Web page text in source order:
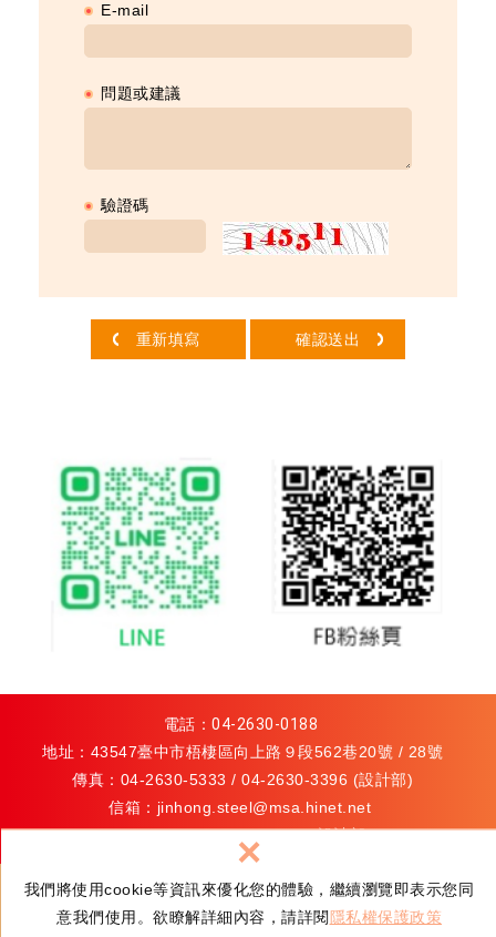
我們將使用cookie等資訊來優化您的體驗，繼續瀏覽即表示您同
意我們使用。欲瞭解詳細內容，請詳閱 隱私權保護政策
×
E-mail
問題或建議
驗證碼
重新填寫 確認送出
電話： 04-2630-0188
地址：43547臺中市梧棲區向上路９段562巷20號 / 28號
傳真：04-2630-5333 / 04-2630-3396 (設計部)
信箱： jinhong.steel@msa.hinet.net
/jhlaser@ms82.hinet.net(設計部)
關鍵字導引：
© 金宏不銹鋼材有限公司 隱私權政策網頁設計 : 新視野